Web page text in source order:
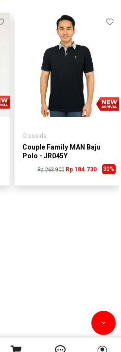
Cressida
Couple Family MAN Baju
Polo - JR045Y
Rp 263.900 30%
Rp 184.730